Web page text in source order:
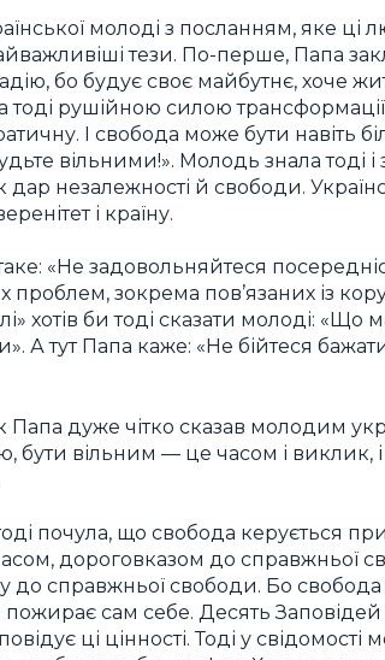
молоді з посланням, яке ці
тези. По-перше, Папа
бо будує своє майбутнє, хоче
тоді рушійною силою
І свобода може бути навіть
вільними!». Молодь знала тоді
дар незалежності й свободи.
і країну.
«Не задовольняйтеся
проблем, зокрема пов’язаних із
хотів би тоді сказати молоді: «Що
А тут Папа каже: «Не бійтеся
Папа дуже чітко сказав молодим
бути вільним — це часом і виклик,
почула, що свобода керується
дороговказом до справжньої
до справжньої свободи. Бо свобода
сам себе. Десять
ці цінності. Тоді у